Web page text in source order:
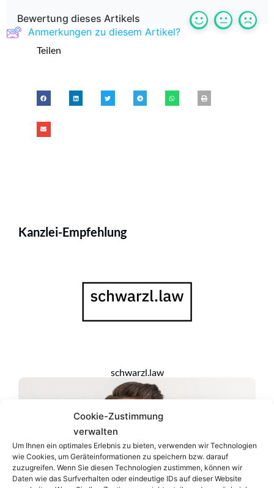
Cookie-Zustimmung
verwalten
Um Ihnen ein optimales Erlebnis zu bieten, verwenden wir Technologien
wie Cookies, um Geräteinformationen zu speichern bzw. darauf
zuzugreifen. Wenn Sie diesen Technologien zustimmen, können wir
Daten wie das Surfverhalten oder eindeutige IDs auf dieser Website
Bewertung dieses Artikels
Anmerkungen zu diesem Artikel?
Teilen
Kanzlei-Empfehlung
schwarzl.law